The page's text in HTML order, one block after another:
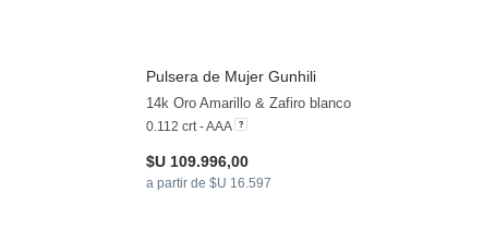
Pulsera de Mujer Gunhili
14k Oro Amarillo & Zafiro blanco
0.112 crt - AAA
$U 109.996,00
a partir de $U 16.597